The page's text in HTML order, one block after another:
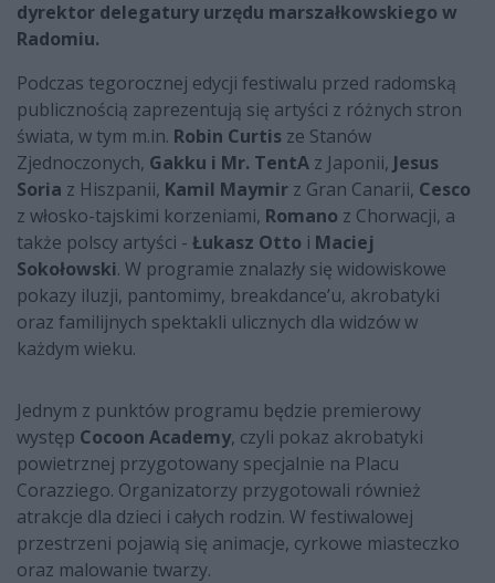
dyrektor delegatury urzędu marszałkowskiego w
Radomiu.
Podczas tegorocznej edycji festiwalu przed radomską
publicznością zaprezentują się artyści z różnych stron
świata, w tym m.in. Robin Curtis ze Stanów
Zjednoczonych, Gakku i Mr. TentA z Japonii, Jesus
Soria z Hiszpanii, Kamil Maymir z Gran Canarii, Cesco
z włosko-tajskimi korzeniami, Romano z Chorwacji, a
także polscy artyści - Łukasz Otto i Maciej
Sokołowski. W programie znalazły się widowiskowe
pokazy iluzji, pantomimy, breakdance’u, akrobatyki
oraz familijnych spektakli ulicznych dla widzów w
każdym wieku.
Jednym z punktów programu będzie premierowy
występ Cocoon Academy, czyli pokaz akrobatyki
powietrznej przygotowany specjalnie na Placu
Corazziego. Organizatorzy przygotowali również
atrakcje dla dzieci i całych rodzin. W festiwalowej
przestrzeni pojawią się animacje, cyrkowe miasteczko
oraz malowanie twarzy.